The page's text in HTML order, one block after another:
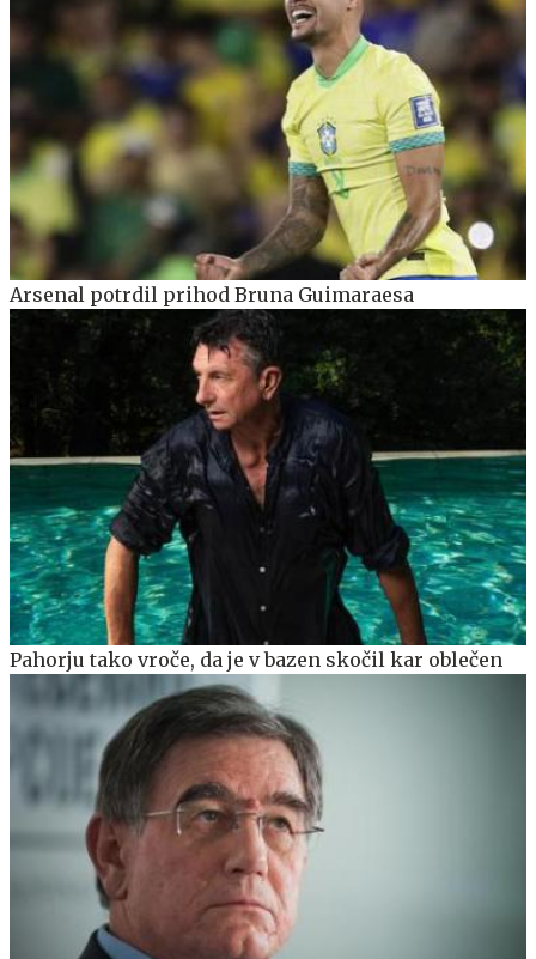
Arsenal potrdil prihod Bruna Guimaraesa
Pahorju tako vroče, da je v bazen skočil kar oblečen